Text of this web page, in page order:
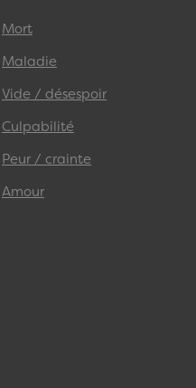
Mort
Maladie
Vide / désespoir
Culpabilité
Peur / crainte
Amour